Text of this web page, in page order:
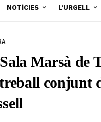
NOTÍCIES L’URGELL
Marsà de
conjunt